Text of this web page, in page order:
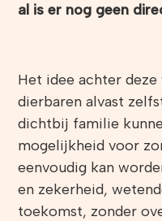
al is er nog geen
Het idee achter
dierbaren alvast
dichtbij familie
mogelijkheid voor
eenvoudig kan
en zekerheid,
toekomst, zonder